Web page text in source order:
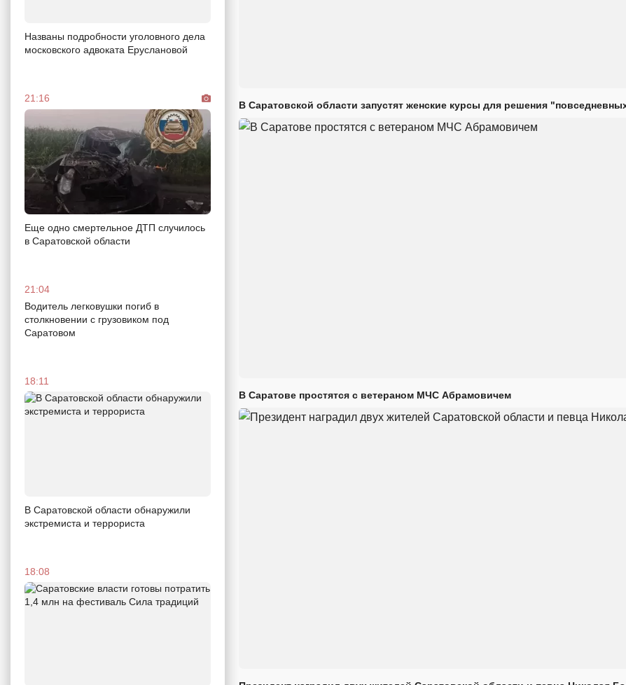
Названы подробности уголовного дела
московского адвоката Еруслановой
21:16
Еще одно смертельное ДТП случилось
в Саратовской области
21:04
Водитель легковушки погиб в
столкновении с грузовиком под
Саратовом
18:11
В Саратовской области обнаружили
экстремиста и террориста
18:08
В Саратовской области запустят женские курсы для решения
В Саратове простятся с ветераном МЧС Абрамовичем